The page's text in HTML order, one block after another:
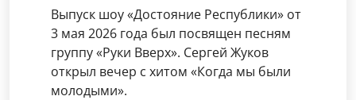
Выпуск шоу «Достояние Республики» от
3 мая 2026 года был посвящен песням
группу «Руки Вверх». Сергей Жуков
открыл вечер с хитом «Когда мы были
молодыми».